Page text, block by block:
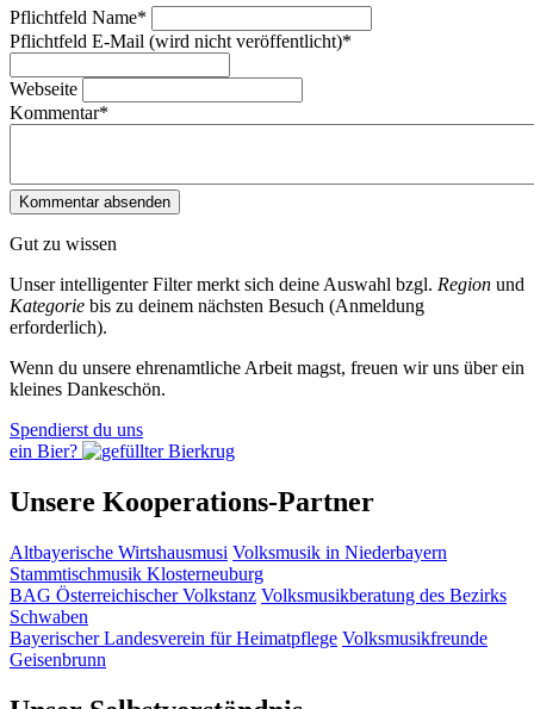
Pflichtfeld Name*
Pflichtfeld E-Mail (wird nicht veröffentlicht)*
Webseite
Kommentar*
Gut zu wissen
Unser intelligenter Filter merkt sich deine Auswahl bzgl. Region und
Kategorie bis zu deinem nächsten Besuch (Anmeldung
erforderlich).
Wenn du unsere ehrenamtliche Arbeit magst, freuen wir uns über ein
kleines Dankeschön.
Spendierst du uns
ein Bier?
Unsere Kooperations-Partner
Altbayerische Wirtshausmusi Volksmusik in Niederbayern
Stammtischmusik Klosterneuburg
BAG Österreichischer Volkstanz Volksmusikberatung des Bezirks
Schwaben
Bayerischer Landesverein für Heimatpflege Volksmusikfreunde
Geisenbrunn